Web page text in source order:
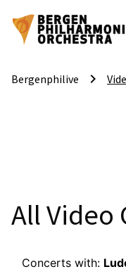
Bergenphilive keyboard_arrow_right
All Video
Concerts with: